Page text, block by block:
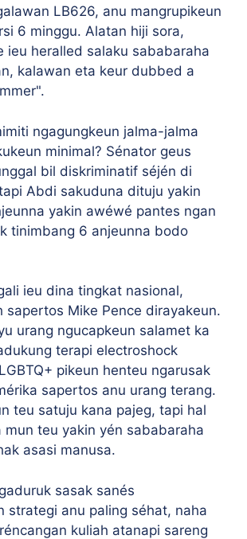
LB626, anu mangrupikeun
6 minggu. Alatan hiji sora,
ieu heralled salaku sababaraha
kalawan eta keur dubbed a
ngagungkeun jalma-jalma
minimal? Sénator geus
bil diskriminatif séjén di
Abdi sakuduna dituju yakin
yakin awéwé pantes ngan
tinimbang 6 anjeunna bodo
ieu dina tingkat nasional,
sapertos Mike Pence dirayakeun.
urang ngucapkeun salamet ka
terapi electroshock
pikeun henteu ngarusak
sapertos anu urang terang.
teu satuju kana pajeg, tapi hal
mun teu yakin yén sababaraha
asasi manusa.
sasak sanés
strategi anu paling séhat, naha
kuliah atanapi sareng